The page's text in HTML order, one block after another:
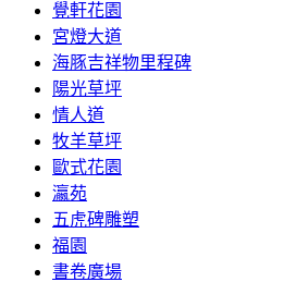
覺軒花園
宮燈大道
海豚吉祥物里程碑
陽光草坪
情人道
牧羊草坪
歐式花園
瀛苑
五虎碑雕塑
福園
書卷廣場